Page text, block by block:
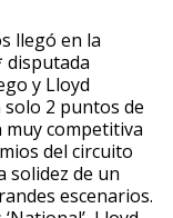
llegó en la
disputada
y Lloyd
2 puntos de
muy competitiva
del circuito
solidez de un
escenarios.